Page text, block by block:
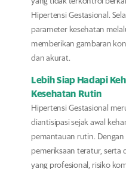
Hipertensi Gestasional.
parameter kesehatan
memberikan gambaran
dan akurat.
Lebih Siap Hadapi
Kesehatan Rutin
Hipertensi Gestasional
diantisipasi sejak awal
pemantauan rutin. Dengan
pemeriksaan teratur, serta
yang profesional, risiko